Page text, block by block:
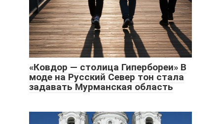
«Ковдор — столица Гипербореи» В
моде на Русский Север тон стала
задавать Мурманская область